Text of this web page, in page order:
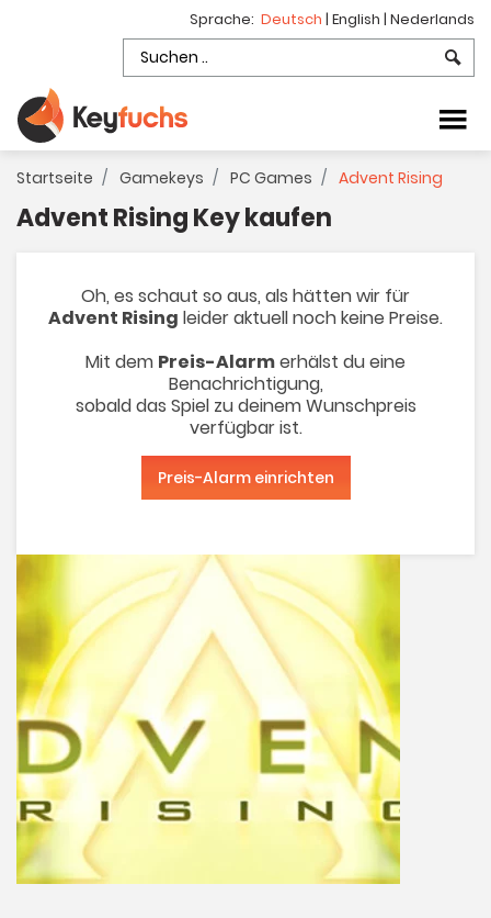
Sprache: Deutsch | English | Nederlands
Startseite Gamekeys PC Games Advent Rising
Advent Rising Key kaufen
Oh, es schaut so aus, als hätten wir für
Advent Rising leider aktuell noch keine Preise.
Mit dem Preis-Alarmerhälst du eine
Benachrichtigung,
sobald das Spiel zu deinem Wunschpreis
verfügbar ist.
Preis-Alarm einrichten